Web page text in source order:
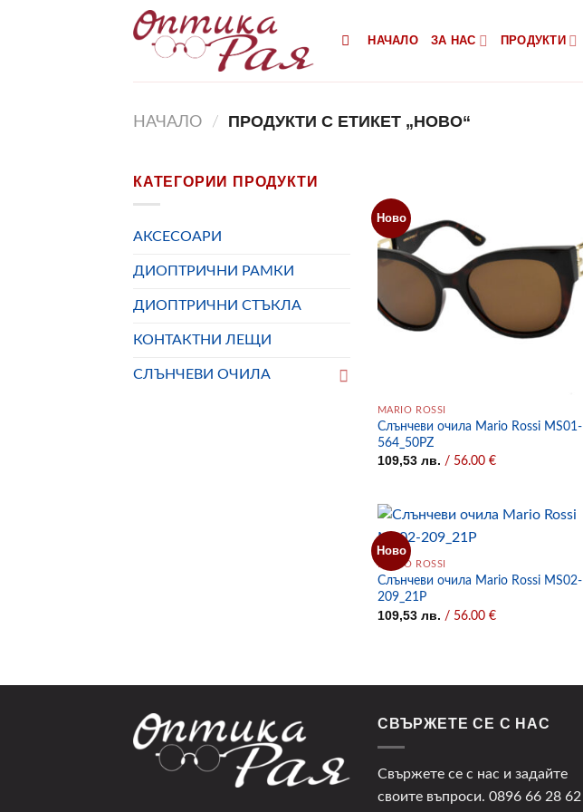
НАЧАЛО ЗА НАС ПРОДУКТИ
НАЧАЛО / ПРОДУКТИ С ЕТИКЕТ „НОВО“
КАТЕГОРИИ ПРОДУКТИ
АКСЕСОАРИ
ДИОПТРИЧНИ РАМКИ
ДИОПТРИЧНИ СТЪКЛА
КОНТАКТНИ ЛЕЩИ
СЛЪНЧЕВИ ОЧИЛА
Ново
MARIO ROSSI
Слънчеви очила Mario Rossi MS01-
564_50PZ
109,53 лв. / 56.00 €
Ново
MARIO ROSSI
Слънчеви очила Mario Rossi MS02-
209_21P
109,53 лв. / 56.00 €
СВЪРЖЕТЕ СЕ С НАС
Свържете се с нас и задайте
своите въпроси. 0896 66 28 62